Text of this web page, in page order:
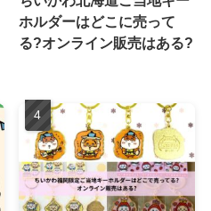
ホルダーはどこに売って
る?オンライン販売はある?